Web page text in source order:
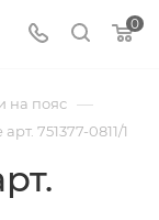
0
на пояс —
751377-0811/1